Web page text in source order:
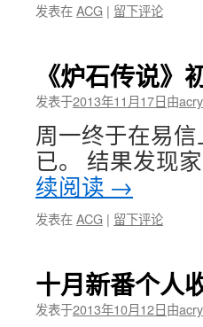
发表在ACG | 留下评论
《炉石传说》
发表于2013年11月17日由
周一终于在易
已。 结果发现
续阅读 →
发表在ACG | 留下评论
十月新番个人
发表于2013年10月12日由